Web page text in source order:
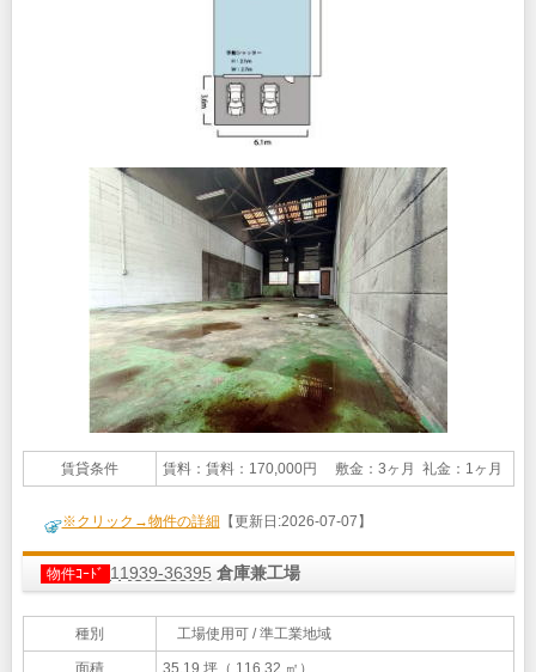
賃貸条件 賃料：賃料：170,000円 敷金：3ヶ月 礼金：1ヶ月
※クリック→物件の詳細 【更新日:2026-07-07】
物件ｺｰﾄﾞ 11939-36395 倉庫兼工場
種別 工場使用可 / 準工業地域
面積 35.19 坪（ 116.32 ㎡）